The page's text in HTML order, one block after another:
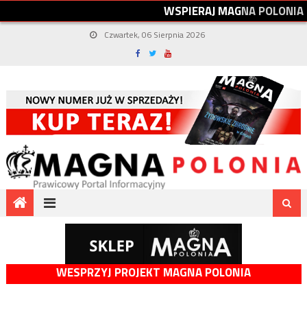
WSPIERAJMAGNAPOLONIA
Czwartek, 06 Sierpnia 2026
WESPRZYJ PROJEKT MAGNA POLONIA